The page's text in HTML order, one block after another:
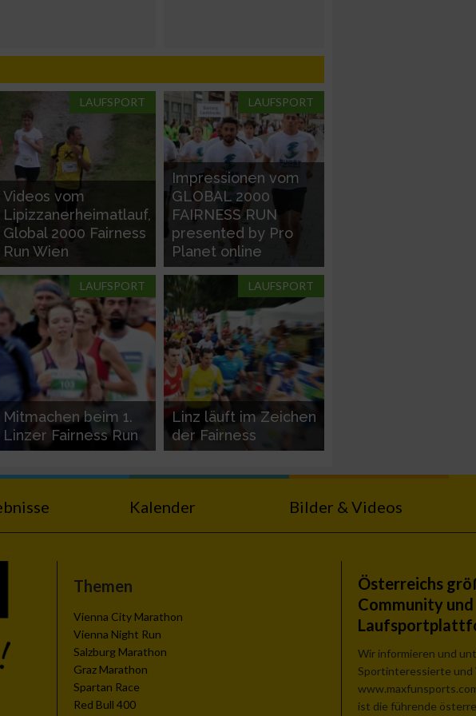
LAUFSPORT
Videos vom
Lipizzanerheimatlauf,
Global 2000 Fairness
Run Wien
LAUFSPORT
Impressionen vom
GLOBAL 2000
FAIRNESS RUN
presented by Pro
Planet online
LAUFSPORT
Mitmachen beim 1.
Linzer Fairness Run
LAUFSPORT
Linz läuft im Zeichen
der Fairness
Kalender Bilder & Videos
Themen
Vienna City Marathon
Vienna Night Run
Salzburg Marathon
Graz Marathon
Spartan Race
Red Bull 400
Österreichs
Community und
Wir informieren und
Sportinteressierte und
ist die führende
Daten aus